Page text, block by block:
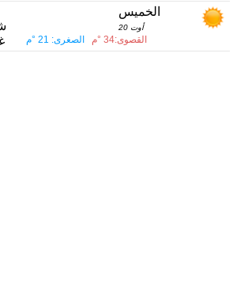
الخميس
20 أوت
القصوى:34 °م
|
الصغرى: 21 °م |